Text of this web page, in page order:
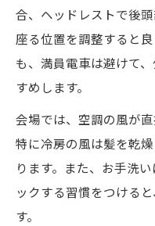
合、ヘッドレストで後
座る位置を調整すると
も、満員電車は避けて
すめします。
会場では、空調の風が
特に冷房の風は髪を乾
ります。また、お手洗
ックする習慣をつける
す。